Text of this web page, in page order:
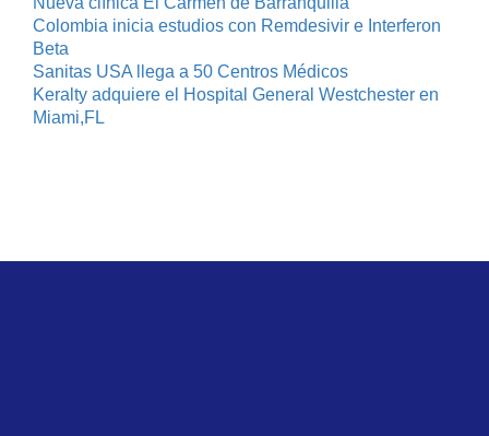
Colombia inicia estudios con Remdesivir e Interferon
Beta
Sanitas USA llega a 50 Centros Médicos
Keralty adquiere el Hospital General Westchester en
Miami,FL